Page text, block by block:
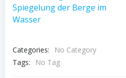
Categories:
No Category
Tags:
No Tag